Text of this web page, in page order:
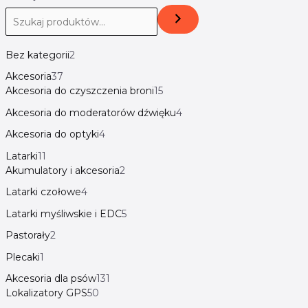
Bez kategorii2
Akcesoria37
Akcesoria do czyszczenia broni15
Akcesoria do moderatorów dźwięku4
Akcesoria do optyki4
Latarki11
Akumulatory i akcesoria2
Latarki czołowe4
Latarki myśliwskie i EDC5
Pastorały2
Plecaki1
Akcesoria dla psów131
Lokalizatory GPS50